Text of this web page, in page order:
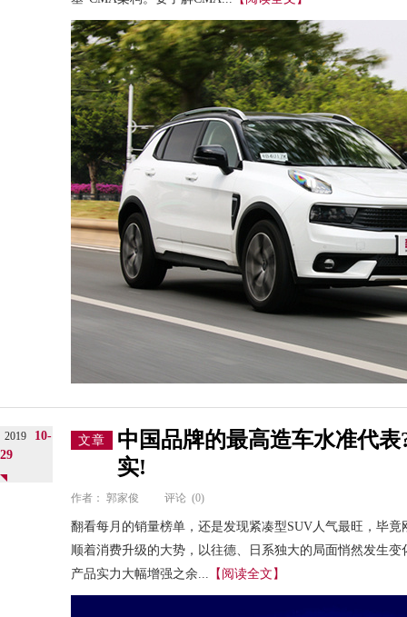
2019
10-
29
文章
中国品牌的最高造车水准代
实!
作者： 郭家俊 评论 (0)
翻看每月的销量榜单，还是发现紧凑型SUV人气最旺，毕
顺着消费升级的大势，以往德、日系独大的局面悄然发生
产品实力大幅增强之余... 【阅读全文】